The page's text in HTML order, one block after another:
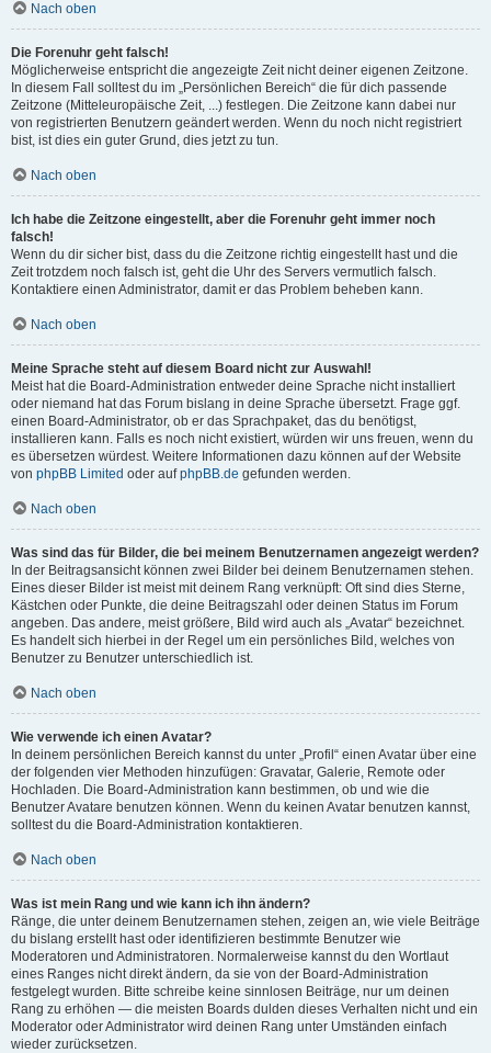
Nach oben
Die Forenuhr geht falsch!
Möglicherweise entspricht die angezeigte Zeit nicht deiner eigenen Zeitzone.
In diesem Fall solltest du im „Persönlichen Bereich“ die für dich passende
Zeitzone (Mitteleuropäische Zeit, ...) festlegen. Die Zeitzone kann dabei nur
von registrierten Benutzern geändert werden. Wenn du noch nicht registriert
bist, ist dies ein guter Grund, dies jetzt zu tun.
Nach oben
Ich habe die Zeitzone eingestellt, aber die Forenuhr geht immer noch
falsch!
Wenn du dir sicher bist, dass du die Zeitzone richtig eingestellt hast und die
Zeit trotzdem noch falsch ist, geht die Uhr des Servers vermutlich falsch.
Kontaktiere einen Administrator, damit er das Problem beheben kann.
Nach oben
Meine Sprache steht auf diesem Board nicht zur Auswahl!
Meist hat die Board-Administration entweder deine Sprache nicht installiert
oder niemand hat das Forum bislang in deine Sprache übersetzt. Frage ggf.
einen Board-Administrator, ob er das Sprachpaket, das du benötigst,
installieren kann. Falls es noch nicht existiert, würden wir uns freuen, wenn du
es übersetzen würdest. Weitere Informationen dazu können auf der Website
von phpBB Limited oder aufphpBB.de gefunden werden.
Nach oben
Was sind das für Bilder, die bei meinem Benutzernamen angezeigt werden?
In der Beitragsansicht können zwei Bilder bei deinem Benutzernamen stehen.
Eines dieser Bilder ist meist mit deinem Rang verknüpft: Oft sind dies Sterne,
Kästchen oder Punkte, die deine Beitragszahl oder deinen Status im Forum
angeben. Das andere, meist größere, Bild wird auch als „Avatar“ bezeichnet.
Es handelt sich hierbei in der Regel um ein persönliches Bild, welches von
Benutzer zu Benutzer unterschiedlich ist.
Nach oben
Wie verwende ich einen Avatar?
In deinem persönlichen Bereich kannst du unter „Profil“ einen Avatar über eine
der folgenden vier Methoden hinzufügen: Gravatar, Galerie, Remote oder
Hochladen. Die Board-Administration kann bestimmen, ob und wie die
Benutzer Avatare benutzen können. Wenn du keinen Avatar benutzen kannst,
solltest du die Board-Administration kontaktieren.
Nach oben
Was ist mein Rang und wie kann ich ihn ändern?
Ränge, die unter deinem Benutzernamen stehen, zeigen an, wie viele Beiträge
du bislang erstellt hast oder identifizieren bestimmte Benutzer wie
Moderatoren und Administratoren. Normalerweise kannst du den Wortlaut
eines Ranges nicht direkt ändern, da sie von der Board-Administration
festgelegt wurden. Bitte schreibe keine sinnlosen Beiträge, nur um deinen
Rang zu erhöhen — die meisten Boards dulden dieses Verhalten nicht und ein
Moderator oder Administrator wird deinen Rang unter Umständen einfach
wieder zurücksetzen.